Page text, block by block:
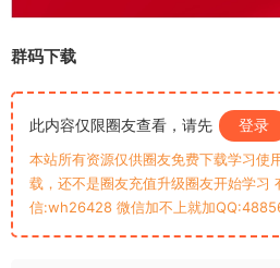
群码下载
此内容仅限圈友查看，请先 登录
本站所有资源仅供圈友免费下载学习使
载，还不是圈友充值升级圈友开始学习
信:wh26428 微信加不上就加